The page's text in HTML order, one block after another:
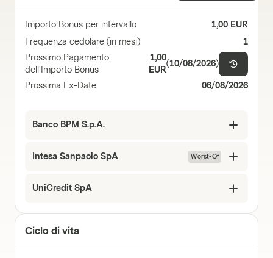
Importo Bonus per intervallo
1,00 EUR
Frequenza cedolare (in mesi)
1
Prossimo Pagamento
dell'Importo Bonus
1,00
EUR
(10/08/2026)
Prossima Ex-Date 06/08/2026
Banco BPM S.p.A.
Intesa Sanpaolo SpA Worst-Of
UniCredit SpA
Ciclo di vita